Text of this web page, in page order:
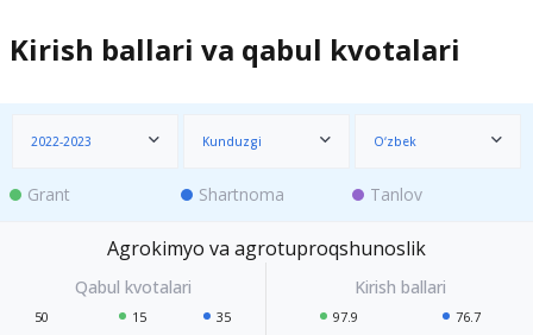
Kirish ballari va qabul kvotalari
2022-2023 Kunduzgi O‘zbek
Grant Shartnoma Tanlov
Agrokimyo va agrotuproqshunoslik
50 15 35 97.9 76.7